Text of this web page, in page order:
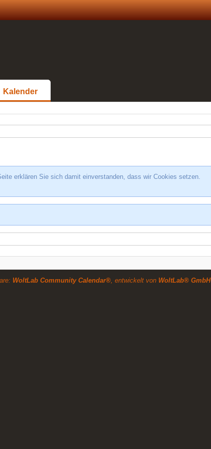
Kalender
erklären Sie sich damit einverstanden, dass wir Cookies setzen.
WoltLab Community Calendar®, entwickelt von WoltLab® GmbH